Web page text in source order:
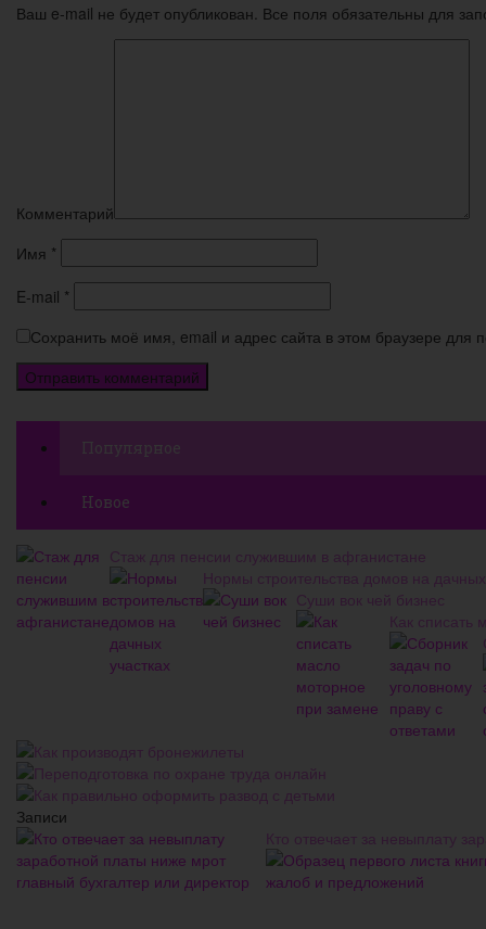
Ваш e-mail не будет опубликован. Все поля обязательны для
Комментарий
Имя *
E-mail *
Сохранить моё имя, email и адрес сайта в этом браузере
Популярное
Новое
Стаж для пенсии служившим в афганистане
Нормы строительства домов на дачных
Суши вок чей бизнес
Как списать
Как производят бронежилеты
Переподготовка по охране труда онлайн
Как правильно оформить развод с детьми
Записи
Кто отвечает за невыплату